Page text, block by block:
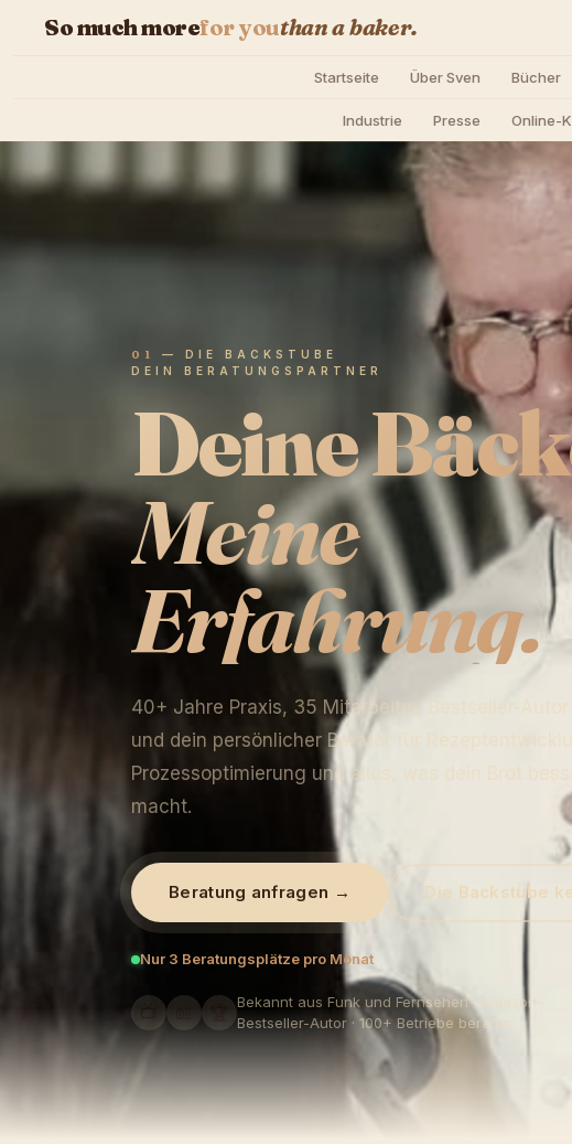
So much morefor youthan a baker.
Startseite Über Sven Bücher
Industrie Presse Online-
01 —DIE BACKSTUBE
DEIN BERATUNGSPARTNER
Deine
Meine
Erfahrung.
40+ Jahre Praxis, 35 Mitarbeiter, Bestseller-Autor
und dein persönlicher Berater für
Prozessoptimierung und alles, was dein Brot
macht.
Beratung anfragen → Die Backstube
Nur 3 Beratungsplätze pro Monat
📺 📖 🏆 Bekannt aus Funk und Fernsehen · Amazon-
Bestseller-Autor · 100+ Betriebe beraten